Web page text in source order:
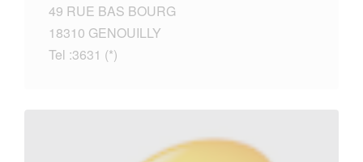
49 RUE BAS BOURG
18310 GENOUILLY
Tel :3631 (*)